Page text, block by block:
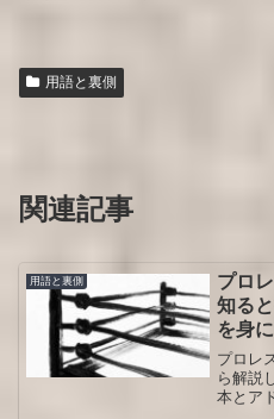
用語と裏側
関連記事
用語と裏側
プロ
知る
を身
プロレ
ら解説
本とア